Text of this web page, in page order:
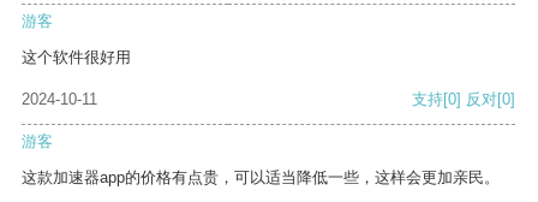
游客
这个软件很好用
2024-10-11 支持[0] 反对[0]
游客
这款加速器app的价格有点贵，可以适当降低一些，这样会更加亲民。